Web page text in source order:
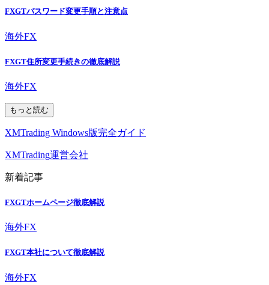
FXGTパスワード変更手順と注意点
海外FX
FXGT住所変更手続きの徹底解説
海外FX
もっと読む
XMTrading Windows版完全ガイド
XMTrading運営会社
新着記事
FXGTホームページ徹底解説
海外FX
FXGT本社について徹底解説
海外FX